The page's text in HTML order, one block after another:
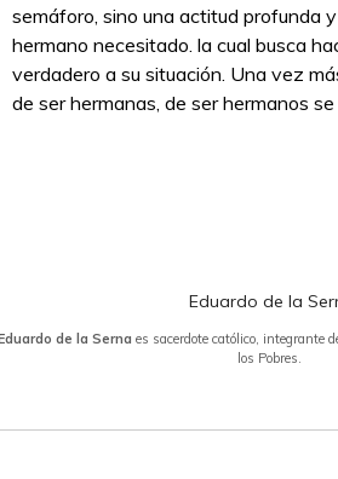
semáforo, sino una actitud profunda
hermano necesitado. la cual busca
verdadero a su situación. Una vez
de ser hermanas, de ser hermanos
Eduardo de la
de la Serna es sacerdote católico, integrante
los Pobres.